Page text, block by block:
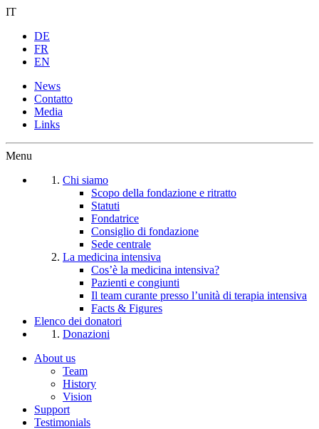
IT
DE
FR
EN
News
Contatto
Media
Links
Menu
Chi siamo
Scopo della fondazione e ritratto
Statuti
Fondatrice
Consiglio di fondazione
Sede centrale
La medicina intensiva
Cos’è la medicina intensiva?
Pazienti e congiunti
Il team curante presso l’unità di terapia intensiva
Facts & Figures
Elenco dei donatori
Donazioni
About us
Team
History
Vision
Support
Testimonials